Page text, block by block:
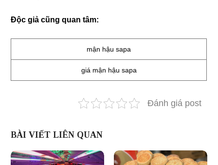
Độc giả cũng quan tâm:
mận hậu sapa
giá mận hậu sapa
Đánh giá post
BÀI VIẾT LIÊN QUAN